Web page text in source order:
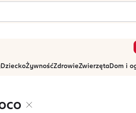
DzieckoŻywnośćZdrowieZwierzętaDom i